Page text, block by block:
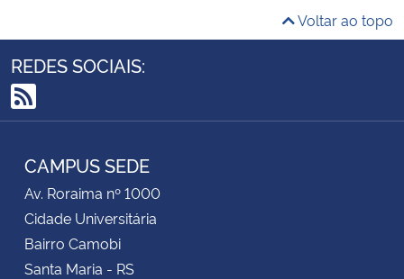
Voltar ao topo
REDES SOCIAIS:
RSS
CAMPUS SEDE
Av. Roraima nº 1000
Cidade Universitária
Bairro Camobi
Santa Maria - RS